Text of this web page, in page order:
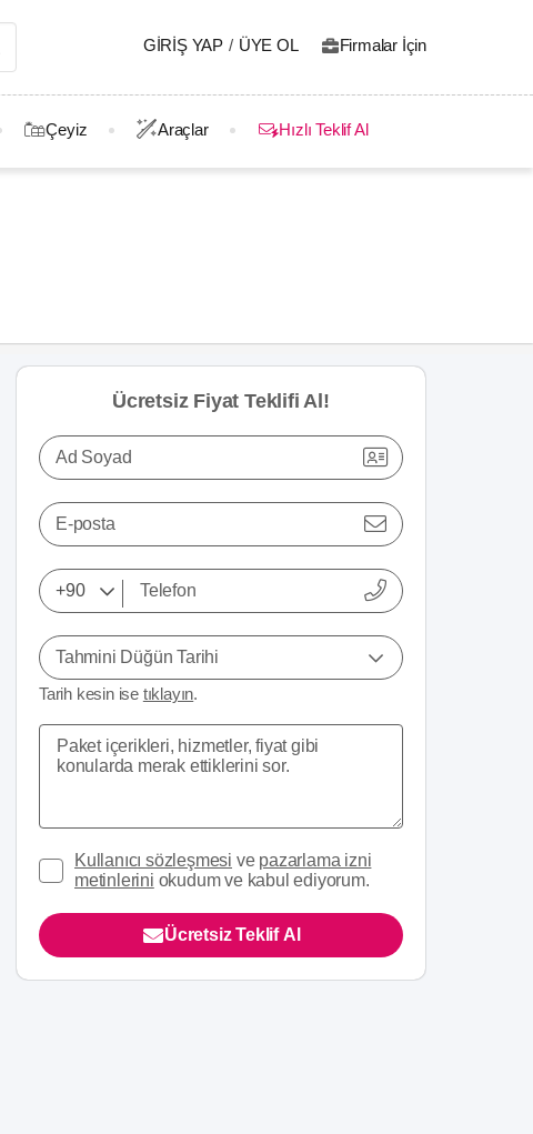
GIRIŞ YAP / ÜYE OL Firmalar İçin
Çeyiz Araçlar Hızlı Teklif Al
Ücretsiz Fiyat Teklifi Al!
Ad Soyad
E-posta
Tahmini Düğün Tarihi
Tarih kesin ise tıklayın.
Kullanıcı sözleşmesi ve pazarlama izni
metinlerini okudum ve kabul ediyorum.
Ücretsiz Teklif Al